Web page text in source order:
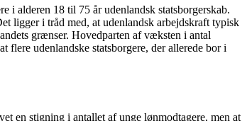
i alderen 18 til 75 år udenlandsk statsborgerskab.
ligger i tråd med, at udenlandsk arbejdskraft typisk
grænser. Hovedparten af væksten i antal
flere udenlandske statsborgere, der allerede bor i
en stigning i antallet af unge lønmodtagere, men at